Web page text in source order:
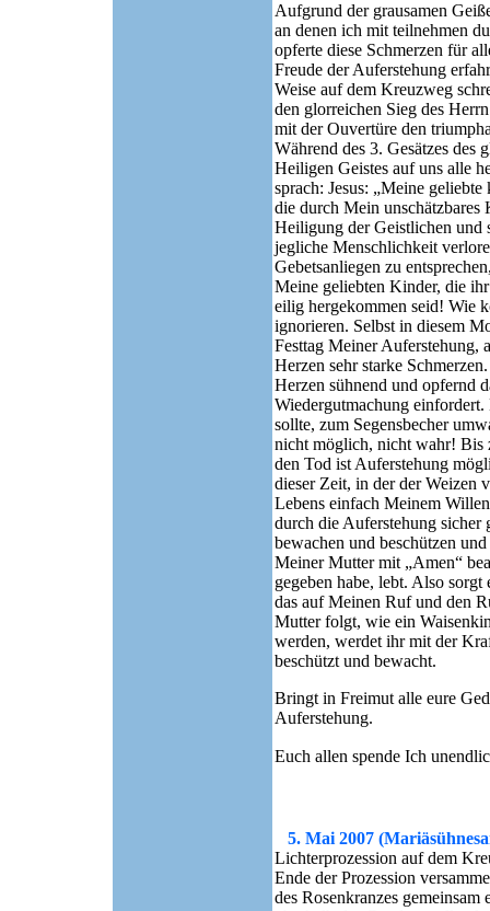
Aufgrund der grausamen
an denen ich mit teilnehmen
opferte diese Schmerzen für
Freude der Auferstehung
Weise auf dem Kreuzweg
den glorreichen Sieg des
mit der Ouvertüre den
Während des 3. Gesätzes des
Heiligen Geistes auf uns alle
sprach: Jesus: „Meine
die durch Mein unschätzbares
Heiligung der Geistlichen und
jegliche Menschlichkeit
Gebetsanliegen zu
Meine geliebten Kinder, die
eilig hergekommen seid! Wie
ignorieren. Selbst in diesem
Festtag Meiner Auferstehung,
Herzen sehr starke
Herzen sühnend und opfernd
Wiedergutmachung
sollte, zum Segensbecher
nicht möglich, nicht wahr! Bis
den Tod ist Auferstehung
dieser Zeit, in der der Weizen
Lebens einfach Meinem
durch die Auferstehung
bewachen und beschützen
Meiner Mutter mit „Amen“
gegeben habe, lebt. Also
das auf Meinen Ruf und den
Mutter folgt, wie ein
werden, werdet ihr mit der
beschützt und bewacht.
Bringt in Freimut alle eure
Auferstehung.
Euch allen spende Ich
5. Mai 2007
Lichterprozession auf dem
Ende der Prozession
des Rosenkranzes